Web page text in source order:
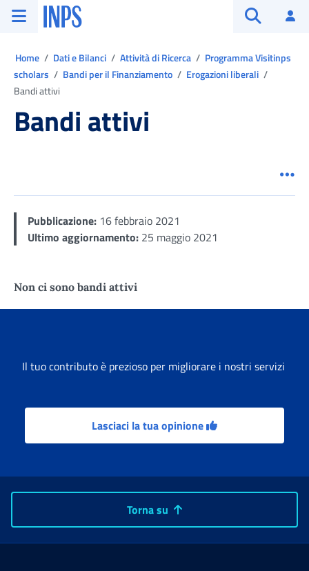
Vai al menu principale
Vai al contenuto principale
Vai al pie' di pagina
INPS ()
Home Dati e Bilanci Attività di Ricerca
Programma Visitinps
scholars
Bandi per il Finanziamento
Erogazioni liberali
Bandi attivi
Bandi attivi
Pubblicazione: 16 febbraio 2021
Ultimo aggiornamento: 25 maggio 2021
Non ci sono bandi attivi
Il tuo contributo è prezioso per migliorare i nostri servizi
Lasciaci la tua opinione
Torna su